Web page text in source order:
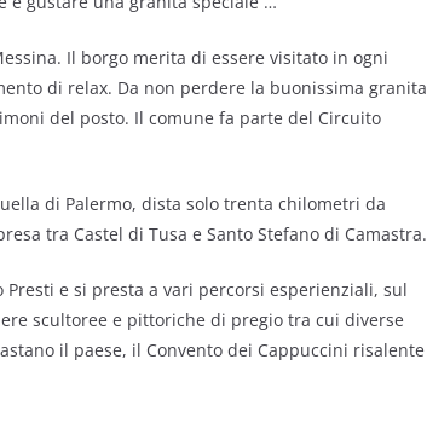
Il borgo merita di essere visitato in ogni
di relax. Da non perdere la buonissima granita
del posto. Il comune fa parte del Circuito
di Palermo, dista solo trenta chilometri da
tra Castel di Tusa e Santo Stefano di Camastra.
e si presta a vari percorsi esperienziali, sul
scultoree e pittoriche di pregio tra cui diverse
il paese, il Convento dei Cappuccini risalente